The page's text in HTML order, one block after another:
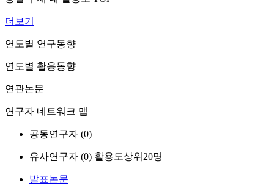
더보기
연도별 연구동향
연도별 활용동향
연관논문
연구자 네트워크 맵
공동연구자 (0)
유사연구자 (0) 활용도상위20명
발표논문